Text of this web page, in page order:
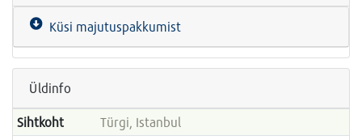
Küsi majutuspakkumist
Üldinfo
Sihtkoht
Türgi, Istanbul